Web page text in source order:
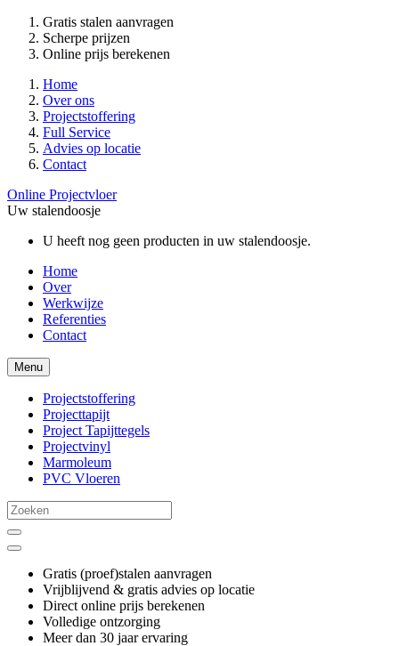
Gratis stalen aanvragen
Scherpe prijzen
Online prijs berekenen
Home
Over ons
Projectstoffering
Full Service
Advies op locatie
Contact
Online Projectvloer
Uw stalendoosje
U heeft nog geen producten in uw stalendoosje.
Home
Over
Werkwijze
Referenties
Contact
Menu
Projectstoffering
Projecttapijt
Project Tapijttegels
Projectvinyl
Marmoleum
PVC Vloeren
Gratis (proef)stalen aanvragen
Vrijblijvend & gratis advies op locatie
Direct online prijs berekenen
Volledige ontzorging
Meer dan 30 jaar ervaring